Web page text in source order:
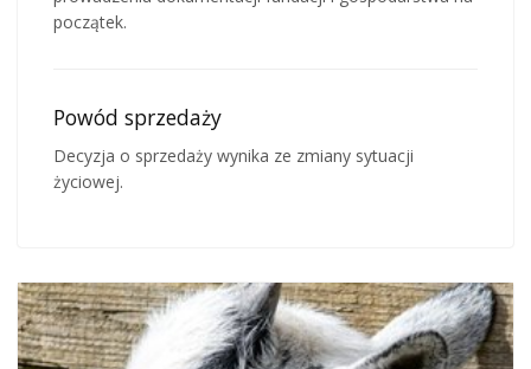
początek.
Powód sprzedaży
Decyzja o sprzedaży wynika ze zmiany sytuacji
życiowej.